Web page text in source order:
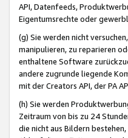
API, Datenfeeds,
Eigentumsrechte oder
(g) Sie werden nicht
manipulieren, zu reparieren
enthaltene Software
andere zugrunde liegende
mit der Creators API, der PA
(h) Sie werden
Zeitraum von bis zu 24
die nicht aus Bildern